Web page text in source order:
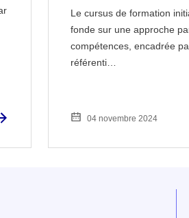
Le cursus de formation
fonde sur une approche
compétences, encadrée
référenti…
04 novembre 2024